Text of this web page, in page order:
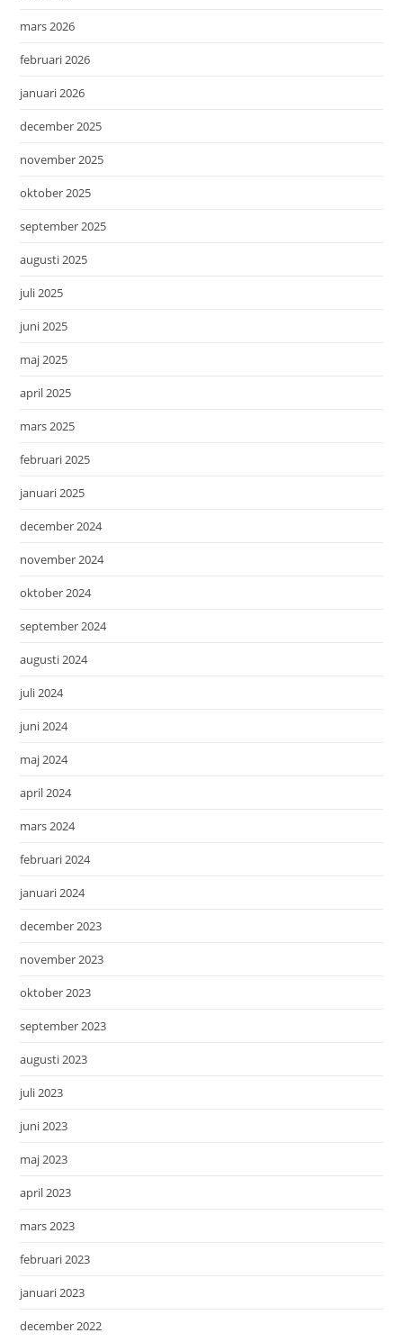
mars 2026
februari 2026
januari 2026
december 2025
november 2025
oktober 2025
september 2025
augusti 2025
juli 2025
juni 2025
maj 2025
april 2025
mars 2025
februari 2025
januari 2025
december 2024
november 2024
oktober 2024
september 2024
augusti 2024
juli 2024
juni 2024
maj 2024
april 2024
mars 2024
februari 2024
januari 2024
december 2023
november 2023
oktober 2023
september 2023
augusti 2023
juli 2023
juni 2023
maj 2023
april 2023
mars 2023
februari 2023
januari 2023
december 2022